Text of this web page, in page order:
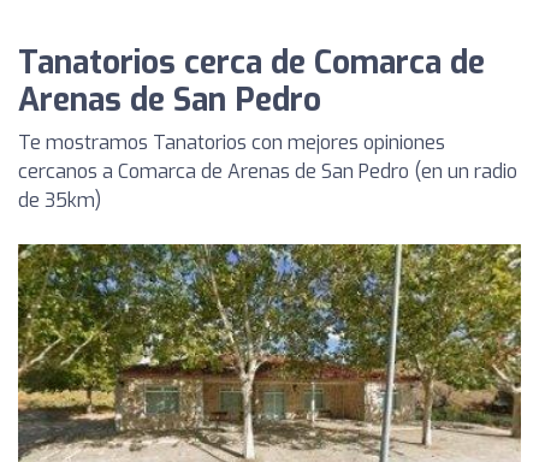
Tanatorios cerca de Comarca de
Arenas de San Pedro
Te mostramos Tanatorios con mejores opiniones
cercanos a Comarca de Arenas de San Pedro (en un radio
de 35km)